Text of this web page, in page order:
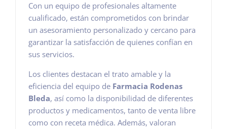
Con un equipo de profesionales altamente
cualificado, están comprometidos con brindar
un asesoramiento personalizado y cercano para
garantizar la satisfacción de quienes confían en
sus servicios.
Los clientes destacan el trato amable y la
eficiencia del equipo de Farmacia Rodenas
Bleda, así como la disponibilidad de diferentes
productos y medicamentos, tanto de venta libre
como con receta médica. Además, valoran